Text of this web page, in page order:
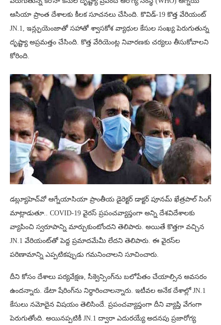
ఆసియా ప్రాంత దేశాలకు కీలక సూచనలు చేసింది. కొవిడ్-19 కొత్త వేరియంట్
JN.1, ఇన్ల్ఫుయెంజాతో సహాతో శ్వాసకోశ వ్యాధుల కేసుల సంఖ్య పెరుగుతున్న
దృష్ట్యా అప్రమత్తం చేసింది. కొత్త వేరియెంట్ల నివారణకు చర్యలు తీసుకోవాలని
కోరింది.
డబ్ల్యూహెచ్‌వో ఆగ్నేయాసియా ప్రాంతీయ డైరెక్టర్ డాక్టర్ పూనమ్ ఖేత్రపాల్ సింగ్
మాట్లాడుతూ.. COVID-19 వైరస్ ప్రపంచవ్యాప్తంగా అన్ని దేశవిదేశాలకు
వ్యాపించి స్వరూపాన్ని మార్చుకుంటోందని తెలిపారు. అయితే కొత్తగా వచ్చిన
JN.1 వేరియంట్‌తో పెద్ద ప్రమాదమేమీ లేదని తెలిపారు. ఈ వైరస్‌ల
పరిణామాన్ని ఎప్పటికప్పుడు గమనించాలని సూచించారు.
దీని కోసం దేశాలు పర్యవేక్షణ, సీక్వెన్సింగ్‌ను బలోపేతం చేయాల్సిన అవసరం
ఉందన్నారు. డేటా షేరింగ్‌ను నిర్ధారించాలన్నారు. ఇటీవల అనేక దేశాల్లో JN.1
కేసులు నమోదైన విషయం తెలిసిందే. ప్రపంచవ్యాప్తంగా దీని వ్యాప్తి వేగంగా
పెరుగుతోంది. అయినప్పటికీ JN.1 ద్వారా ఎదురయ్యే అదనపు ప్రజారోగ్య